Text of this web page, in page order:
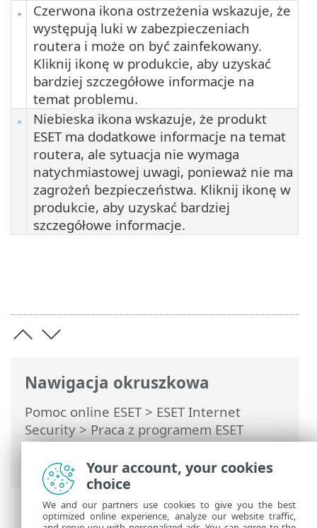
Nawigacja okruszkowa
Pomoc online ESET> ESET Internet
Security>Praca z programem ESET
Internet Security>Narzędzia> Inspekcja
sieci
Czerwona ikona ostrzeżenia wskazuje, że
występują luki w zabezpieczeniach
routera i może on być zainfekowany.
Kliknij ikonę w produkcie, aby uzyskać
bardziej szczegółowe informacje na
temat problemu.
Niebieska ikona wskazuje, że produkt
ESET ma dodatkowe informacje na temat
routera, ale sytuacja nie wymaga
natychmiastowej uwagi, ponieważ nie ma
zagrożeń bezpieczeństwa. Kliknij ikonę w
produkcie, aby uzyskać bardziej
szczegółowe informacje.
Your account, your cookies
choice
We and our partners use cookies to give you the best
optimized online experience, analyze our website traffic,